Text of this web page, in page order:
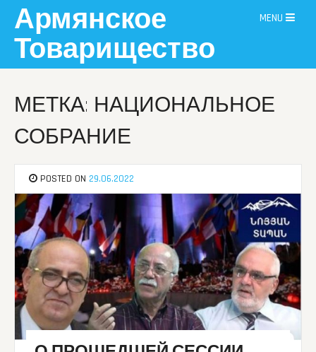
content
Армянское
Товарищество
MENU
МЕТКА: НАЦИОНАЛЬНОЕ
СОБРАНИЕ
POSTED ON 29.06.2022